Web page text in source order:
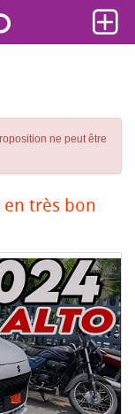
ne peut être
en très bon